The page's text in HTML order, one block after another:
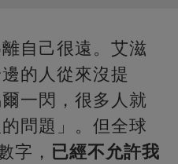
自己很遠。艾滋
的人從來沒提
一閃，很多人就
問題」。但全球
字， 已經不允許我